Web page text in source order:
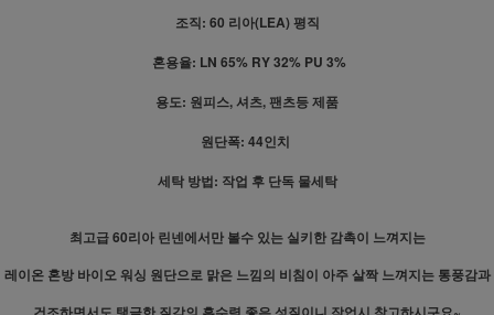
조직: 60 리아(LEA) 평직
혼용율: LN 65% RY 32% PU 3%
용도: 원피스, 셔츠, 팬츠등 제품
원단폭: 44인치
세탁 방법: 작업 후 단독 물세탁
최고급 60리아 린넨에서만 볼수 있는 실키한 감촉이 느껴지는
레이온 혼방 바이오 워싱 원단으로 맑은 느낌의 비침이 아주 살짝 느껴지는 통풍감과